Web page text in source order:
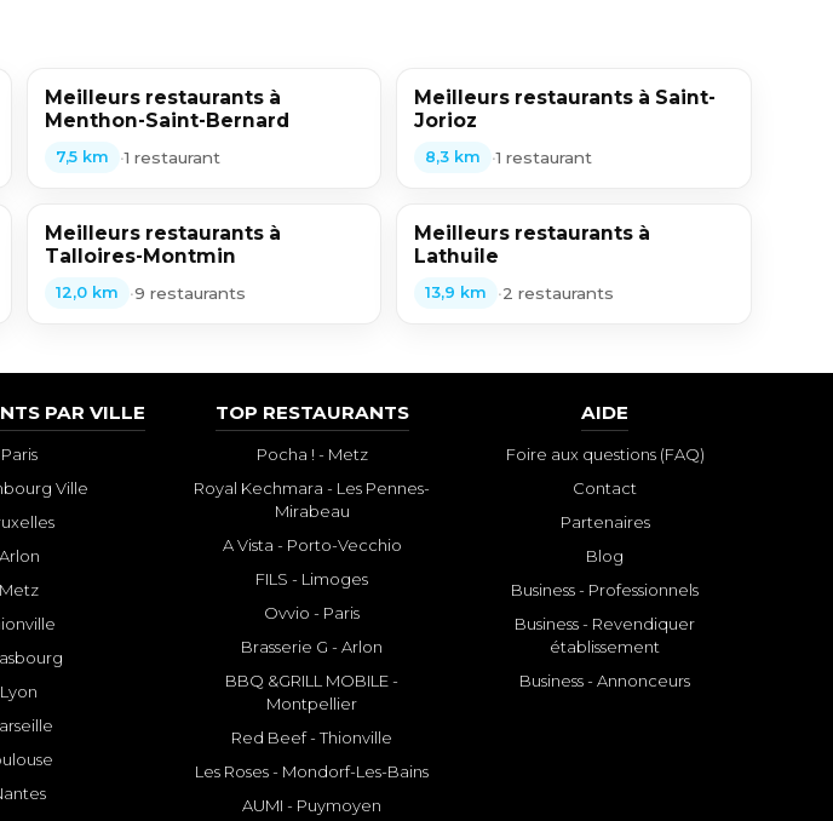
Meilleurs restaurants à
Menthon-Saint-Bernard
7,5 km •1 restaurant
Meilleurs restaurants à Saint-
Jorioz
8,3 km •1 restaurant
Meilleurs restaurants à
Talloires-Montmin
12,0 km •9 restaurants
Meilleurs restaurants à
Lathuile
13,9 km •2 restaurants
PAR VILLE
Paris
Ville
Arlon
Metz
Lyon
TOP RESTAURANTS
Pocha ! - Metz
Royal Kechmara - Les Pennes-
Mirabeau
A Vista - Porto-Vecchio
FILS - Limoges
Ovvio - Paris
Brasserie G - Arlon
BBQ &GRILL MOBILE -
Montpellier
Red Beef - Thionville
Les Roses - Mondorf-Les-Bains
AUMI - Puymoyen
AIDE
Foire aux questions (FAQ)
Contact
Partenaires
Blog
Business - Professionnels
Business - Revendiquer
établissement
Business - Annonceurs